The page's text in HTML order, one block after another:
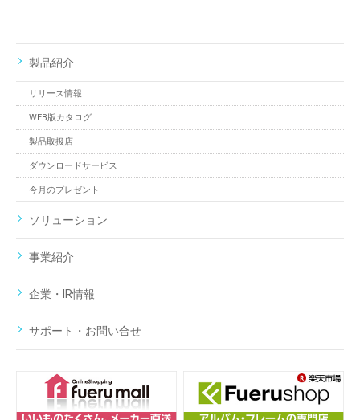
製品紹介
リリース情報
WEB版カタログ
製品取扱店
ダウンロードサービス
今月のプレゼント
ソリューション
事業紹介
企業・IR情報
サポート・お問い合せ